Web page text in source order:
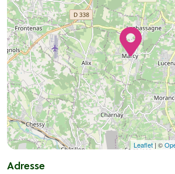
Leaflet | ©
Adresse